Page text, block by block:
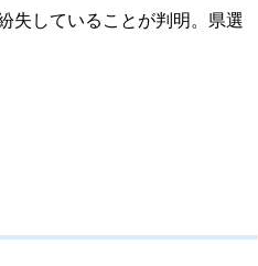
失していることが判明。県選